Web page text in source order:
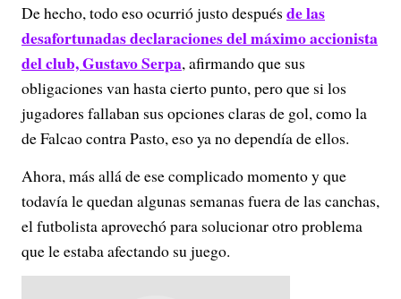
De hecho, todo eso ocurrió justo después de las
desafortunadas declaraciones del máximo accionista
del club, Gustavo Serpa, afirmando que sus
obligaciones van hasta cierto punto, pero que si los
jugadores fallaban sus opciones claras de gol, como la
de Falcao contra Pasto, eso ya no dependía de ellos.
Ahora, más allá de ese complicado momento y que
todavía le quedan algunas semanas fuera de las canchas,
el futbolista aprovechó para solucionar otro problema
que le estaba afectando su juego.